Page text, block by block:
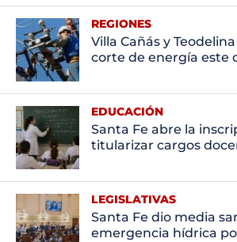
REGIONES
Villa Cañás y
corte de energía este
EDUCACIÓN
Santa Fe abre la
titularizar cargos
LEGISLATIVAS
Santa Fe dio media
emergencia hídrica